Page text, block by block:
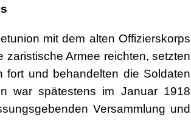
mit dem alten Offizierskorps
zaristische Armee reichten, setzten
fort und behandelten die Soldaten
war spätestens im Januar 1918
Versammlung und